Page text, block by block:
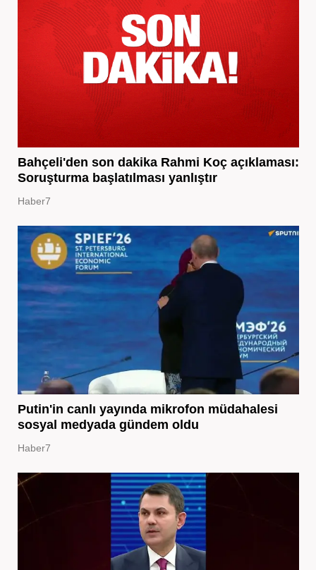
Bahçeli'den son dakika Rahmi Koç açıklaması:
Soruşturma başlatılması yanlıştır
Haber7
Putin'in canlı yayında mikrofon müdahalesi
sosyal medyada gündem oldu
Haber7